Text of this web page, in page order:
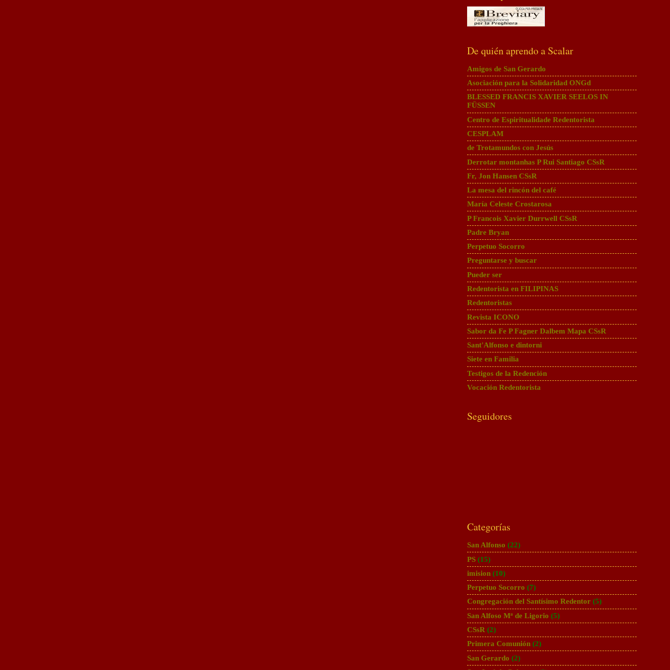
De quién aprendo a Scalar
Amigos de San Gerardo
Asociación para la Solidaridad ONGd
BLESSED FRANCIS XAVIER SEELOS IN
FÜSSEN
Centro de Espiritualidade Redentorista
CESPLAM
de Trotamundos con Jesús
Derrotar montanhas P Rui Santiago CSsR
Fr, Jon Hansen CSsR
La mesa del rincón del café
María Celeste Crostarosa
P Francois Xavier Durrwell CSsR
Padre Bryan
Perpetuo Socorro
Preguntarse y buscar
Pueder ser
Redentorista en FILIPINAS
Redentoristas
Revista ICONO
Sabor da Fe P Fagner Dalbem Mapa CSsR
Sant'Alfonso e dintorni
Siete en Familia
Testigos de la Redención
Vocación Redentorista
Seguidores
Categorías
San Alfonso (22)
PS (15)
imision (10)
Perpetuo Socorro (7)
Congregación del Santísimo Redentor (5)
San Alfoso Mª de Ligorio (5)
CSsR (2)
Primera Comunión (2)
San Gerardo (2)